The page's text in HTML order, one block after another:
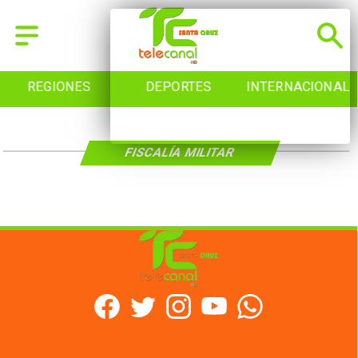
REGIONES DEPORTES INTERNACIONAL
FISCALÍA MILITAR